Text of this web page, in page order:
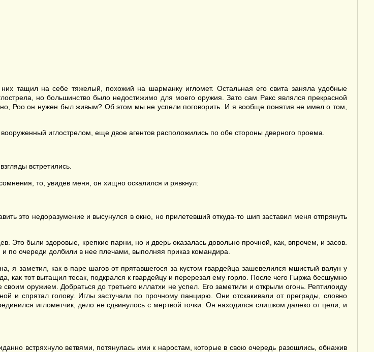
тащил на себе тяжелый, похожий на шарманку игломет. Остальная его свита заняла удобные
но большинство было недостижимо для моего оружия. Зато сам Ракс являлся прекрасной
Роо он нужен был живым? Об этом мы не успели поговорить. И я вообще понятия не имел о том,
иглострелом, еще двое агентов расположились по обе стороны дверного проема.
встретились.
то, увидев меня, он хищно оскалился и рявкнул:
это недоразумение и высунулся в окно, но прилетевший откуда-то шип заставил меня отпрянуть
Это были здоровые, крепкие парни, но и дверь оказалась довольно прочной, как, впрочем, и засов.
по очереди долбили в нее плечами, выполняя приказ командира.
я заметил, как в паре шагов от прятавшегося за кустом гвардейца зашевелился мшистый валун у
как тот вытащил тесак, подкрался к гвардейцу и перерезал ему горло. После чего Гыржа бесшумно
оружием. Добраться до третьего иллатхи не успел. Его заметили и открыли огонь. Рептилоиду
и спрятал голову. Иглы застучали по прочному панцирю. Они отскакивали от преграды, словно
иглометчик, дело не сдвинулось с мертвой точки. Он находился слишком далеко от цели, и
встряхнуло ветвями, потянулась ими к наростам, которые в свою очередь разошлись, обнажив